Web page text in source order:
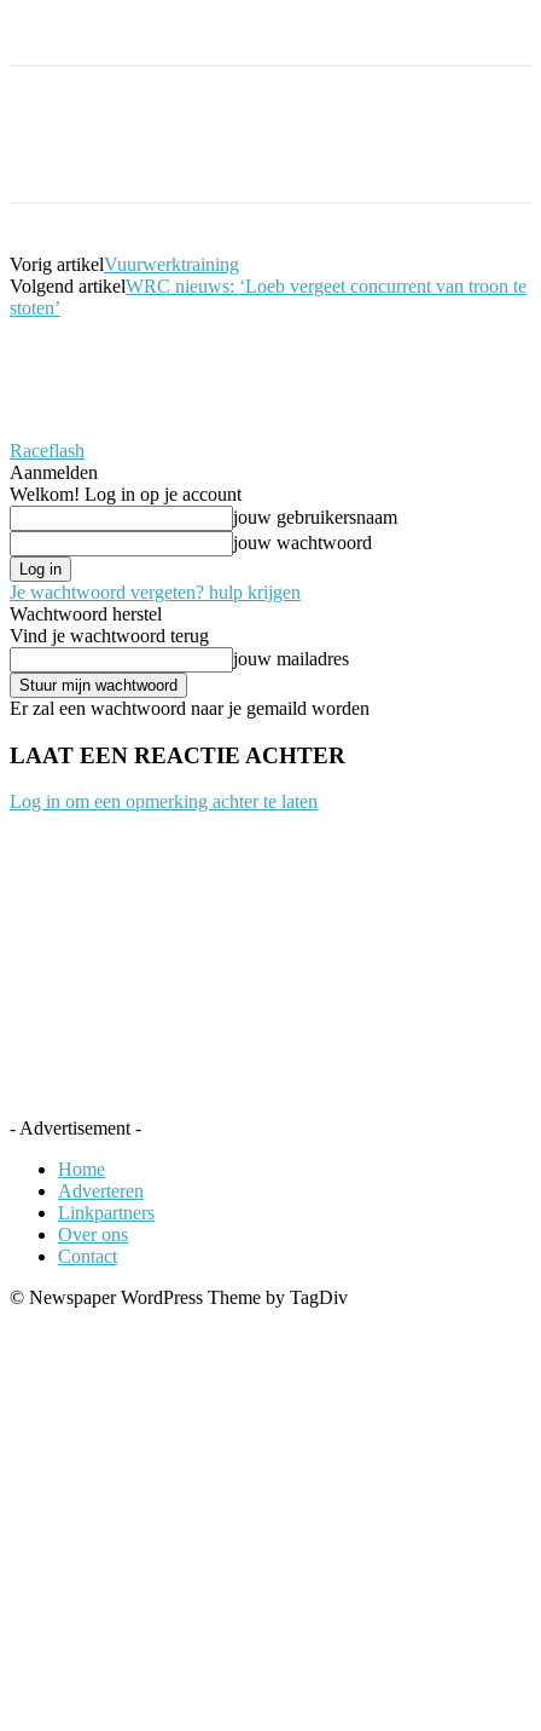
Vorig artikelVuurwerktraining
Volgend artikelWRC nieuws: ‘Loeb vergeet concurrent van troon te
stoten’
Raceflash
Aanmelden
Welkom! Log in op je account
jouw gebruikersnaam
jouw wachtwoord
Je wachtwoord vergeten? hulp krijgen
Wachtwoord herstel
Vind je wachtwoord terug
jouw mailadres
Er zal een wachtwoord naar je gemaild worden
LAAT EEN REACTIE ACHTER
Log in om een opmerking achter te laten
- Advertisement -
Home
Adverteren
Linkpartners
Over ons
Contact
© Newspaper WordPress Theme by TagDiv